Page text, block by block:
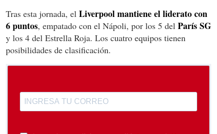
Tras esta jornada, el Liverpool mantiene el liderato con
6 puntos, empatado con el Nápoli, por los 5 del París SG
y los 4 del Estrella Roja. Los cuatro equipos tienen
posibilidades de clasificación.